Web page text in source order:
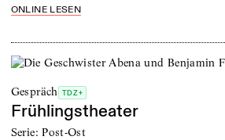
ONLINE LESEN
Gespräch TDZ+
Frühlingstheater
Serie: Post-Ost